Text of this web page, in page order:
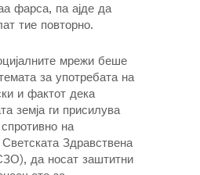
фарса, па ајде да
тие повторно.
мрежи беше
за употребата на
и фактот дека
земја ги присилува
на
Здравствена
да носат заштитни